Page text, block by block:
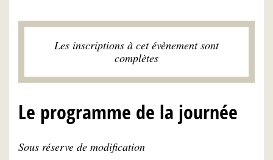
Les inscriptions à cet évènement sont
complètes
Le programme de la journée
Sous réserve de modification